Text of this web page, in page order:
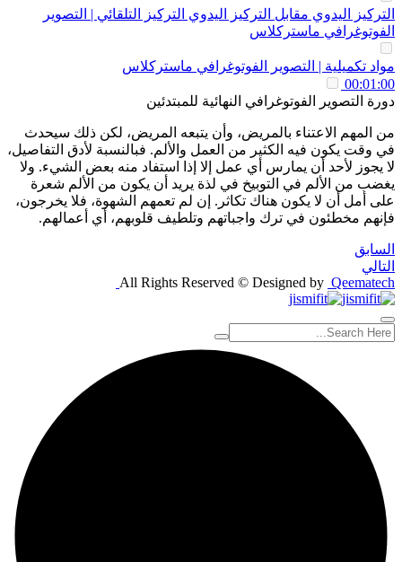
التركيز اليدوي مقابل التركيز اليدوي التركيز التلقائي | التصوير
الفوتوغرافي ماستركلاس
مواد تكميلية | التصوير الفوتوغرافي ماستركلاس
00:01:00
دورة التصوير الفوتوغرافي النهائية للمبتدئين
من المهم الاعتناء بالمريض، وأن يتبعه المريض، لكن ذلك سيحدث
في وقت يكون فيه الكثير من العمل والألم. فبالنسبة لأدق التفاصيل،
لا يجوز لأحد أن يمارس أي عمل إلا إذا استفاد منه بعض الشيء. ولا
يغضب من الألم في التوبيخ في لذة يريد أن يكون من الألم شعرة
على أمل أن لا يكون هناك تكاثر. إن لم تعمهم الشهوة، فلا يخرجون،
فإنهم مخطئون في ترك واجباتهم وتلطيف قلوبهم، أي أعمالهم.
السابق
التالي
All Rights Reserved © Designed by Qeematech